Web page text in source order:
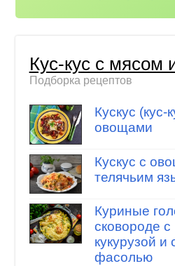
Кус-кус с
Подборка рецептов
Кускус (кус-
овощами
Кускус с
телячьим
Куриные
сковороде с
кукурузой и
фасолью